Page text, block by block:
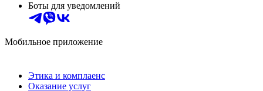
Боты для уведомлений
Мобильное приложение
Этика и комплаенс
Оказание услуг